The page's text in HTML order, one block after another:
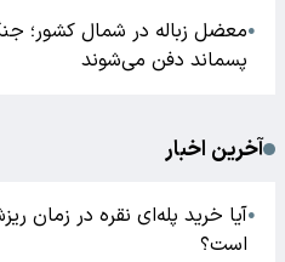
●معضل زباله در شمال کشور؛
پسماند دفن می‌شوند
آخرین اخبار
●آیا خرید پله‌ای نقره در زمان
است؟